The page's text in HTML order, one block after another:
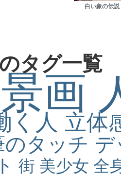
白い象の伝説
タグ一覧
画
く人 立体
のタッチ
街 美少女 全